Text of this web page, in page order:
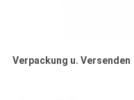
Verpackung u. Versenden